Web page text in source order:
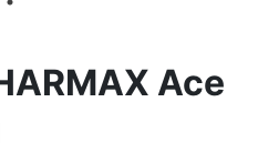
Ace